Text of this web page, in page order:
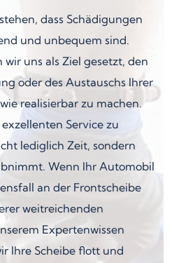
dass Schädigungen
und unbequem sind.
uns als Ziel gesetzt, den
oder des Austauschs Ihrer
realisierbar zu machen.
Service zu
lediglich Zeit, sondern
Wenn Ihr Automobil
an der Frontscheibe
weitreichenden
Expertenwissen
Ihre Scheibe flott und